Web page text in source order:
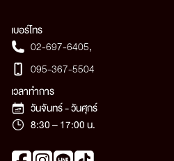
เบอร์โทร
02-697-6405,
095-367-5504
เวลาทำการ
วันจันทร์ - วันศุกร์
8:30 – 17:00 น.